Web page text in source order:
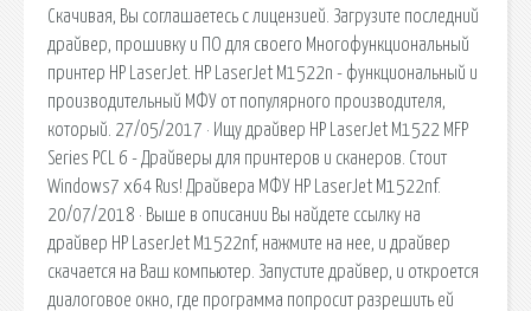
Скачивая, Вы соглашаетесь с лицензией. Загрузите последний
драйвер, прошивку и ПО для своего Многофункциональный
принтер HP LaserJet. HP LaserJet M1522n - функциональный и
производительный МФУ от популярного производителя,
который. 27/05/2017 · Ищу драйвер HP LaserJet M1522 MFP
Series PCL 6 - Драйверы для принтеров и сканеров. Стоит
Windows7 x64 Rus! Драйвера МФУ HP LaserJet M1522nf.
20/07/2018 · Выше в описании Вы найдете ссылку на
драйвер HP LaserJet M1522nf, нажмите на нее, и драйвер
скачается на Ваш компьютер. Запустите драйвер, и откроется
диалоговое окно, где программа попросит разрешить ей